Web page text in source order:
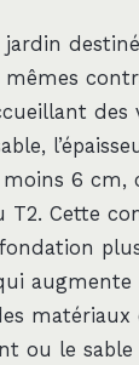
jardin
des
6 cm,
T2. Cette
ou le sable